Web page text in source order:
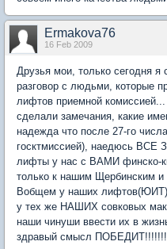
Ermakova76
16 Feb 2009
Друзья мои, только сегодня я
разговор с людьми, которые
лифтов приемной
сделали замечания, какие
надежда что после 27-го
госктмиссией), наедюсь
лифты у нас с ВАМИ финско-
только к нашим Щербинским
Вобщем у наших лифтов(ЮИТ)
у тех же НАШИХ совковых
наши чинуши ввести их в
здравый смысл